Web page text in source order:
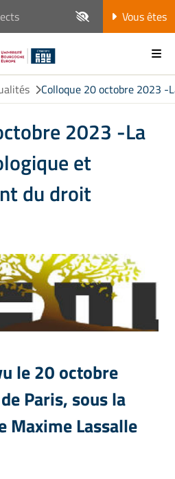
Vous êtes
Colloque 20 octobre 2023
2023 -La
et
du droit
le 20 octobre
Paris, sous la
Maxime Lassalle